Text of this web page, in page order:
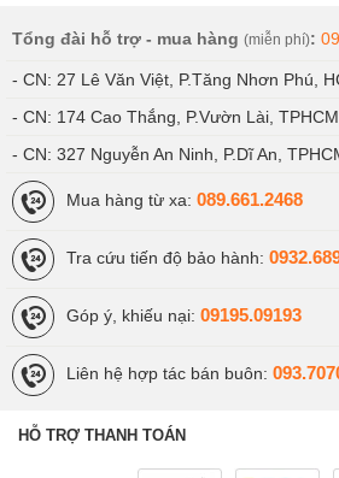
Tổng đài hỗ trợ - mua hàng (miễn phí):
- CN: 27 Lê Văn Việt, P.Tăng Nhơn Phú,
- CN: 174 Cao Thắng, P.Vườn Lài,
- CN: 327 Nguyễn An Ninh, P.Dĩ An,
Mua hàng từ xa: 089.661.2468
Tra cứu tiến độ bảo hành:
Góp ý, khiếu nại: 09195.09193
Liên hệ hợp tác bán buôn:
HỖ TRỢ THANH TOÁN